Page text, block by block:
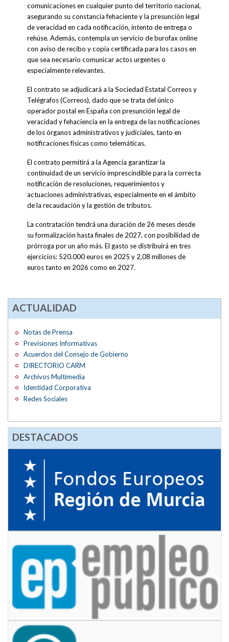
comunicaciones en cualquier punto del territorio nacional,
asegurando su constancia fehaciente y la presunción legal
de veracidad en cada notificación, intento de entrega o
rehúse. Además, contempla un servicio de burofax online
con aviso de recibo y copia certificada para los casos en
que sea necesario comunicar actos urgentes o
especialmente relevantes.
El contrato se adjudicará a la Sociedad Estatal Correos y
Telégrafos (Correos), dado que se trata del único
operador postal en España con presunción legal de
veracidad y fehaciencia en la entrega de las notificaciones
de los órganos administrativos y judiciales, tanto en
notificaciones físicas como telemáticas.
El contrato permitirá a la Agencia garantizar la
continuidad de un servicio imprescindible para la correcta
notificación de resoluciones, requerimientos y
actuaciones administrativas, especialmente en el ámbito
de la recaudación y la gestión de tributos.
La contratación tendrá una duración de 26 meses desde
su formalización hasta finales de 2027, con posibilidad de
prórroga por un año más. El gasto se distribuirá en tres
ejercicios: 520.000 euros en 2025 y 2,08 millones de
euros tanto en 2026 como en 2027.
ACTUALIDAD
Notas de Prensa
Previsiones Informativas
Acuerdos del Consejo de Gobierno
DIRECTORIO CARM
Archivos Multimedia
Identidad Corporativa
Redes Sociales
DESTACADOS